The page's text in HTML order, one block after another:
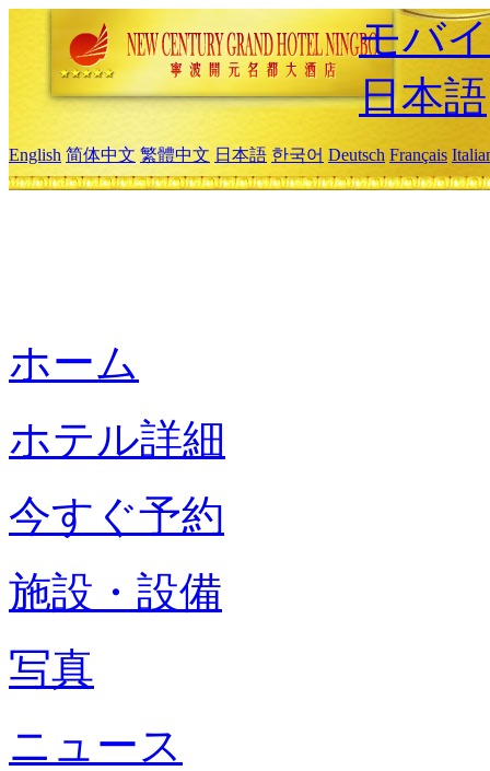
モバ
日本語
English 简体中文 繁體中文 日本語 한국어 Deutsch Français
ホーム
ホテル詳細
今すぐ予約
施設・設備
写真
ニュース